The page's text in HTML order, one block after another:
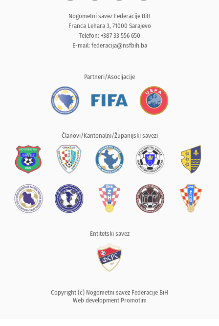
Nogometni savez Federacije BiH
Franca Lehara 3, 71000 Sarajevo
Telefon: +387 33 556 650
E-mail: federacija@nsfbih.ba
Partneri/Asocijacije
Članovi/Kantonalni/Županijski savezi
Entitetski savez
Copyright (c) Nogometni savez Federacije BiH
Web development Promotim